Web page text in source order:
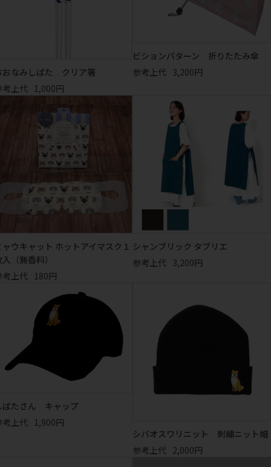
おなみしばた クリア箸
考上代 1,000円
ビションパターン 折りたたみ傘
参考上代 3,200円
ャウキャット ホットアイマスク１
（無香料）
考上代 180円
シャンブリック タブリエ
参考上代 3,200円
ばたさん キャップ
考上代 1,900円
シバオスワリニット 刺繍ニット帽
参考上代 2,000円